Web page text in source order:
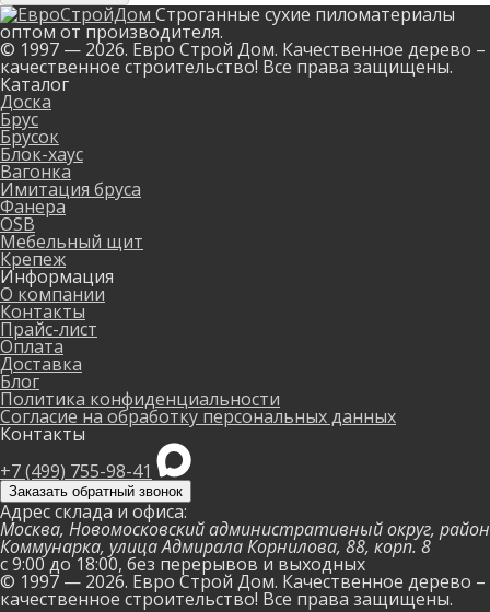
Строганные сухие пиломатериалы
оптом от производителя.
© 1997 — 2026. Евро Строй Дом. Качественное дерево –
качественное строительство! Все права защищены.
Каталог
Доска
Брус
Брусок
Блок-хаус
Вагонка
Имитация бруса
Фанера
OSB
Мебельный щит
Крепеж
Информация
О компании
Контакты
Прайс-лист
Оплата
Доставка
Блог
Политика конфиденциальности
Согласие на обработку персональных данных
Контакты
+7 (499) 755-98-41
Заказать обратный звонок
Адрес склада и офиса:
Москва, Новомосковский административный округ, район
Коммунарка, улица Адмирала Корнилова, 88, корп. 8
с 9:00 до 18:00, без перерывов и выходных
© 1997 — 2026. Евро Строй Дом. Качественное дерево –
качественное строительство! Все права защищены.